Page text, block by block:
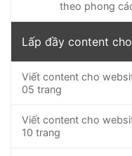
theo phong
Lấp đầy content
Viết content cho
05 trang
Viết content cho
10 trang